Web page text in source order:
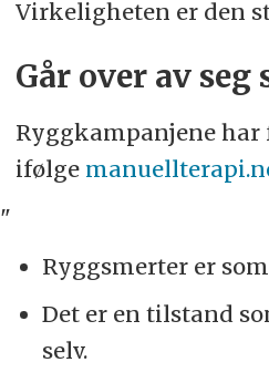
Virkeligheten er den
Går over av seg
Ryggkampanjene har
ifølge
"
Ryggsmerter er
Det er en tilstand
selv.